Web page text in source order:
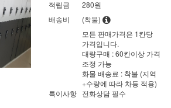
적립금
280원
배송비
(착불)
특이사항
모든 판매가격은 1칸당
가격입니다.
대량구매 : 60칸이상 가격
조정 가능
화물 배송료 : 착불 (지역
+수량에 따라 차등 적용)
전화상담 필수